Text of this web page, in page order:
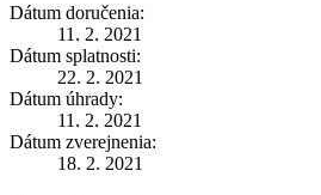
Dátum doručenia:
11. 2. 2021
Dátum splatnosti:
22. 2. 2021
Dátum úhrady:
11. 2. 2021
Dátum zverejnenia:
18. 2. 2021